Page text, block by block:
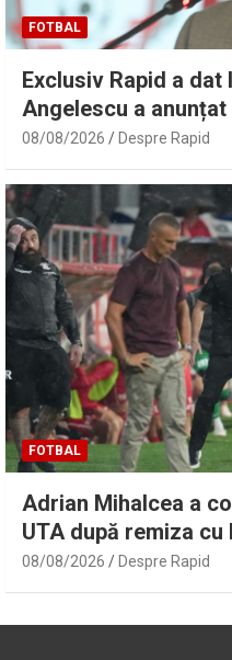
FOTBAL
Exclusiv Rapid a
Angelescu a
08/08/2026 Despre Rapid
FOTBAL
Adrian Mihalcea a
UTA după remiza
despre starea lui
08/08/2026 Despre Rapid